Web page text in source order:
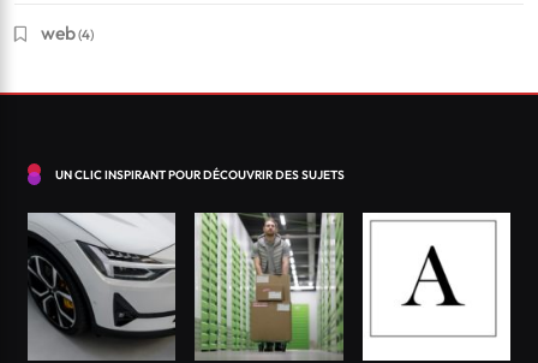
web(4)
UN CLIC INSPIRANT POUR DÉCOUVRIR DES SUJETS